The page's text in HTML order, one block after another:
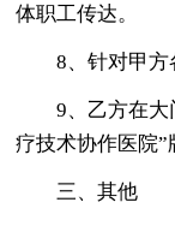
体职工传达。
8、针对甲方
9、乙方在
疗技术协作医院”
三、其他